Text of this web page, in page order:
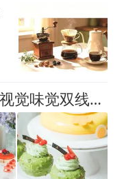
『面包甜品咖啡全能班』视觉味觉双线收割，让产品千变万化！